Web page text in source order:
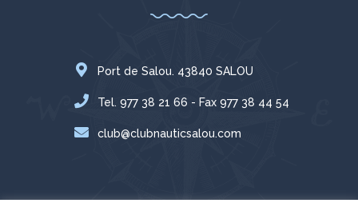
Port de Salou. 43840 SALOU
Tel. 977 38 21 66 - Fax 977 38 44 54
club@clubnauticsalou.com